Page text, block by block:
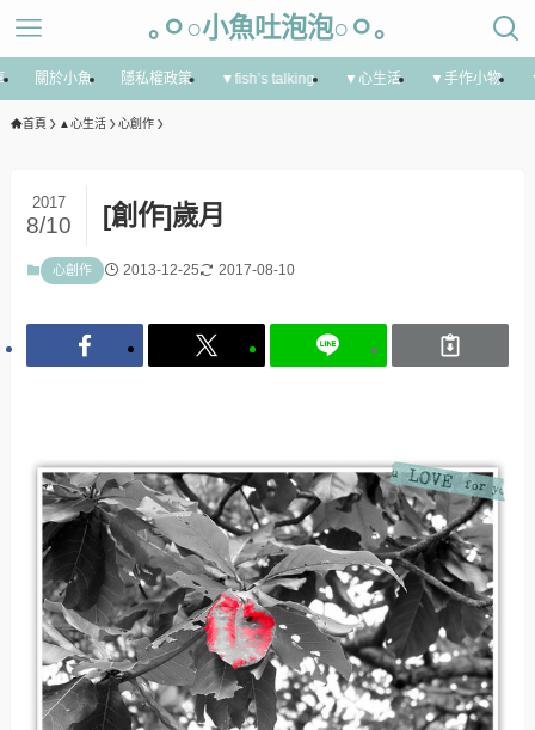
｡ㅇ○小魚吐泡泡○ㅇ｡
關於小魚 隱私權政策 ▼fish’s talking ▼心生活 ▼手作小物
首頁 ▲心生活 心創作
[創作]歲月
2017
8/10
心創作 2013-12-25 2017-08-10